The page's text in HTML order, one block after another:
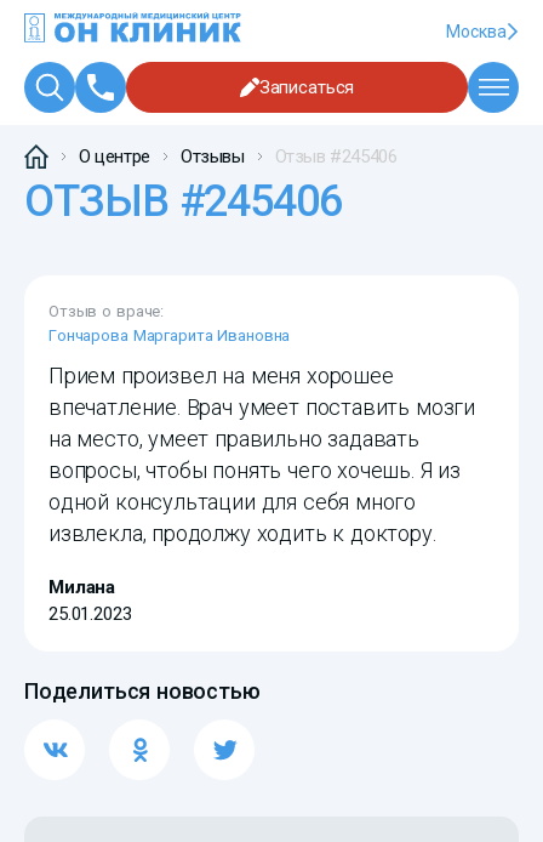
Москва
Записаться
О центре Отзывы Отзыв #245406
ОТЗЫВ #245406
Отзыв о враче:
Гончарова Маргарита Ивановна
Прием произвел на меня хорошее
впечатление. Врач умеет поставить мозги
на место, умеет правильно задавать
вопросы, чтобы понять чего хочешь. Я из
одной консультации для себя много
извлекла, продолжу ходить к доктору.
Милана
25.01.2023
Поделиться новостью